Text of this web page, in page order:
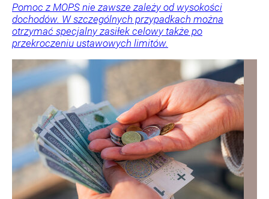
Pomoc z MOPS nie zawsze zależy od wysokości
dochodów. W szczególnych przypadkach można
otrzymać specjalny zasiłek celowy także po
przekroczeniu ustawowych limitów.